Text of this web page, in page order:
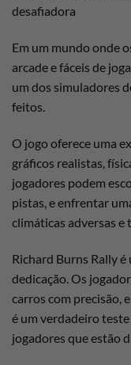
desafiadora
Em um mundo onde
arcade e fáceis de
um dos simuladores
feitos.
O jogo oferece uma
gráficos realistas,
jogadores podem
pistas, e enfrentar
climáticas adversas
Richard Burns Rally
dedicação. Os
carros com precisão,
é um verdadeiro
jogadores que estão